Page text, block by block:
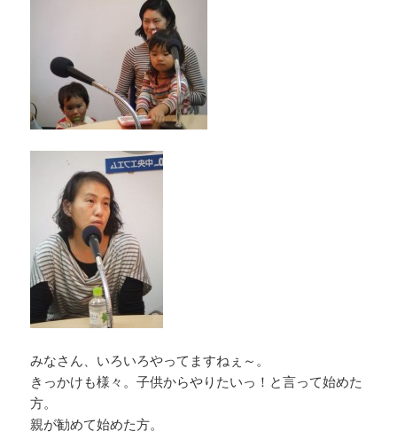
みなさん、いろいろやってますねぇ～。
きっかけも様々。子供からやりたいっ！と言って始めた
方。
親が勧めて始めた方。